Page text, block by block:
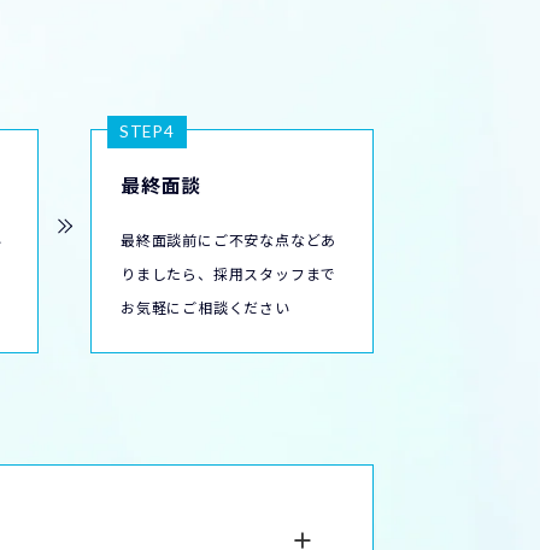
STEP4
最終面談
最終面談前にご不安な点などあ
りましたら、採用スタッフまで
お気軽にご相談ください